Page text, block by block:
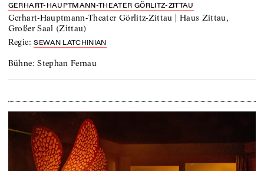
GERHART-HAUPTMANN-THEATER GÖRLITZ-ZITTAU
Gerhart-Hauptmann-Theater Görlitz-Zittau | Haus Zittau,
Großer Saal (Zittau)
Regie:SEWAN LATCHINIAN
Bühne:Stephan Fernau